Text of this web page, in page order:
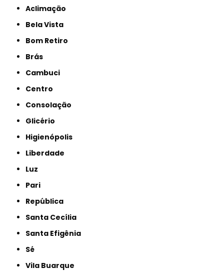
Aclimação
Bela Vista
Bom Retiro
Brás
Cambuci
Centro
Consolação
Glicério
Higienópolis
Liberdade
Luz
Pari
República
Santa Cecília
Santa Efigênia
Sé
Vila Buarque